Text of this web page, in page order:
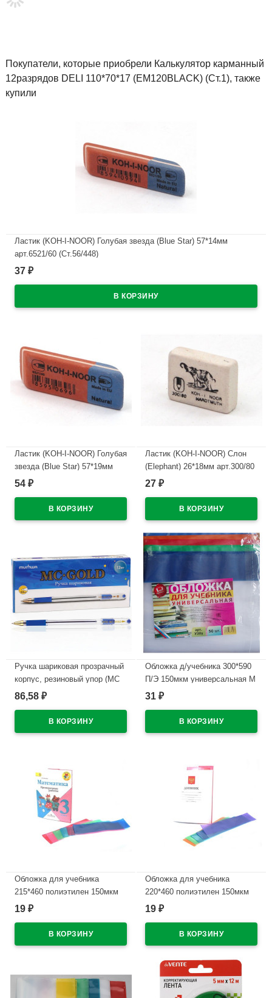
Покупатели, которые приобрели Калькулятор карманный
12разрядов DELI 110*70*17 (EM120BLACK) (Ст.1), также
купили
Ластик (KOH-I-NOOR) Голубая звезда (Blue Star) 57*14мм
арт.6521/60 (Ст.56/448)
В наличии
37 ₽
Ластик (KOH-I-NOOR) Голубая
звезда (Blue Star) 57*19мм
арт.6521/40 (Ст.40/320)
54 ₽
Ластик (KOH-I-NOOR) Слон
(Elephant) 26*18мм арт.300/80
В наличии
27 ₽
Ручка шариковая прозрачный
корпус, резиновый упор (MC
Gold) синий, 0,5мм, масло
86,58 ₽
Обложка д/учебника 300*590
П/Э 150мкм универсальная М
А4 арт У 30
31 ₽
Обложка для учебника
215*460 полиэтилен 150мкм
универсальные М арт У 215
19 ₽
Обложка для учебника
220*460 полиэтилен 150мкм
универсальнаяМ арт У 22
19 ₽